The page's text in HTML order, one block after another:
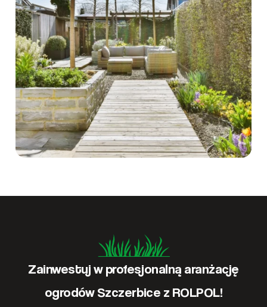
Zainwestuj w profesjonalną aranżację
ogrodów Szczerbice z ROLPOL!